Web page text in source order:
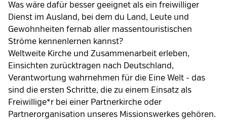
Was wäre dafür besser geeignet als ein freiwilliger
Dienst im Ausland, bei dem du Land, Leute und
Gewohnheiten fernab aller massentouristischen
Ströme kennenlernen kannst?
Weltweite Kirche und Zusammenarbeit erleben,
Einsichten zurücktragen nach Deutschland,
Verantwortung wahrnehmen für die Eine Welt - das
sind die ersten Schritte, die zu einem Einsatz als
Freiwillige*r bei einer Partnerkirche oder
Partnerorganisation unseres Missionswerkes gehören.